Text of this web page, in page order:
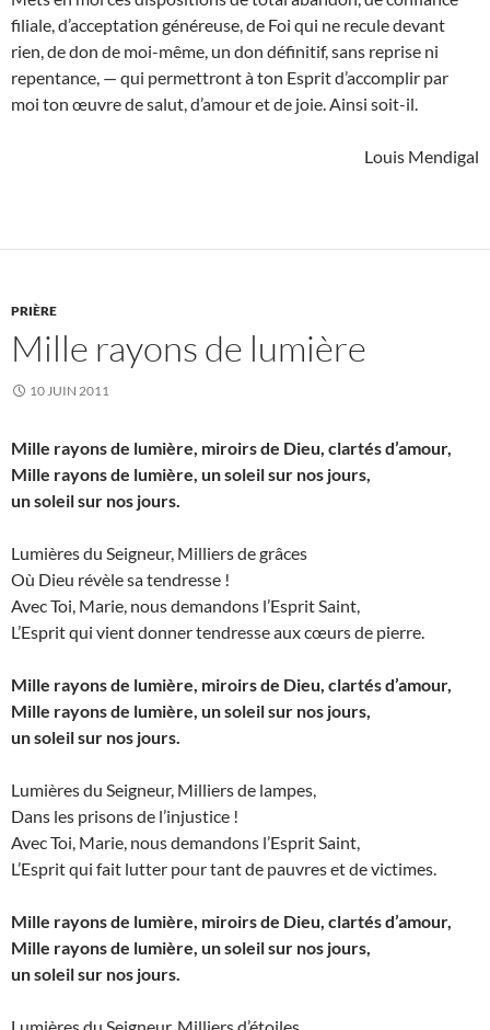
filiale, d’acceptation généreuse, de Foi qui ne recule devant
rien, de don de moi-même, un don définitif, sans reprise ni
repentance, — qui permettront à ton Esprit d’accomplir par
moi ton œuvre de salut, d’amour et de joie. Ainsi soit-il.
Louis Mendigal
PRIÈRE
Mille rayons de lumière
10 JUIN 2011
Mille rayons de lumière, miroirs de Dieu, clartés d’amour,
Mille rayons de lumière, un soleil sur nos jours,
un soleil sur nos jours.
Lumières du Seigneur, Milliers de grâces
Où Dieu révèle sa tendresse !
Avec Toi, Marie, nous demandons l’Esprit Saint,
L’Esprit qui vient donner tendresse aux cœurs de pierre.
Mille rayons de lumière, miroirs de Dieu, clartés d’amour,
Mille rayons de lumière, un soleil sur nos jours,
un soleil sur nos jours.
Lumières du Seigneur, Milliers de lampes,
Dans les prisons de l’injustice !
Avec Toi, Marie, nous demandons l’Esprit Saint,
L’Esprit qui fait lutter pour tant de pauvres et de victimes.
Mille rayons de lumière, miroirs de Dieu, clartés d’amour,
Mille rayons de lumière, un soleil sur nos jours,
un soleil sur nos jours.